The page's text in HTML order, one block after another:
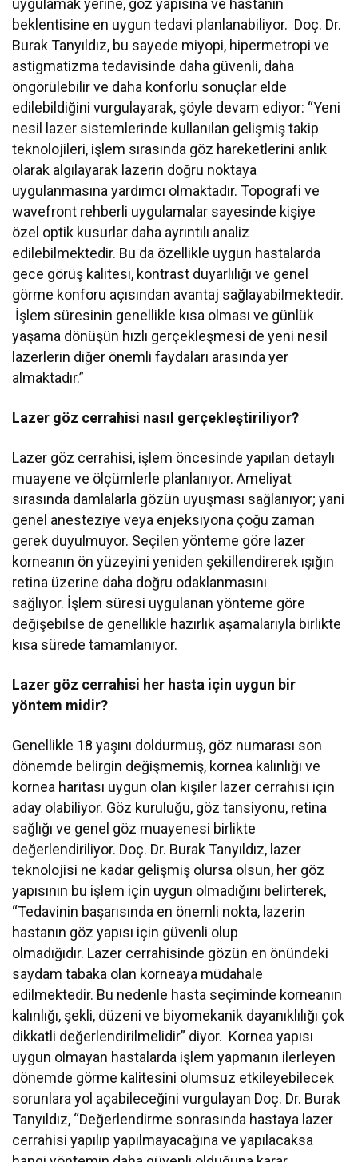
uygulamak yerine, göz yapısına ve hastanın
beklentisine en uygun tedavi planlanabiliyor. Doç. Dr.
Burak Tanyıldız, bu sayede miyopi, hipermetropi ve
astigmatizma tedavisinde daha güvenli, daha
öngörülebilir ve daha konforlu sonuçlar elde
edilebildiğini vurgulayarak, şöyle devam ediyor: “Yeni
nesil lazer sistemlerinde kullanılan gelişmiş takip
teknolojileri, işlem sırasında göz hareketlerini anlık
olarak algılayarak lazerin doğru noktaya
uygulanmasına yardımcı olmaktadır. Topografi ve
wavefront rehberli uygulamalar sayesinde kişiye
özel optik kusurlar daha ayrıntılı analiz
edilebilmektedir. Bu da özellikle uygun hastalarda
gece görüş kalitesi, kontrast duyarlılığı ve genel
görme konforu açısından avantaj sağlayabilmektedir.
İşlem süresinin genellikle kısa olması ve günlük
yaşama dönüşün hızlı gerçekleşmesi de yeni nesil
lazerlerin diğer önemli faydaları arasında yer
almaktadır.”
Lazer göz cerrahisi nasıl gerçekleştiriliyor?
Lazer göz cerrahisi, işlem öncesinde yapılan detaylı
muayene ve ölçümlerle planlanıyor. Ameliyat
sırasında damlalarla gözün uyuşması sağlanıyor; yani
genel anesteziye veya enjeksiyona çoğu zaman
gerek duyulmuyor. Seçilen yönteme göre lazer
korneanın ön yüzeyini yeniden şekillendirerek ışığın
retina üzerine daha doğru odaklanmasını
sağlıyor. İşlem süresi uygulanan yönteme göre
değişebilse de genellikle hazırlık aşamalarıyla birlikte
kısa sürede tamamlanıyor.
Lazer göz cerrahisi her hasta için uygun bir
yöntem midir?
Genellikle 18 yaşını doldurmuş, göz numarası son
dönemde belirgin değişmemiş, kornea kalınlığı ve
kornea haritası uygun olan kişiler lazer cerrahisi için
aday olabiliyor. Göz kuruluğu, göz tansiyonu, retina
sağlığı ve genel göz muayenesi birlikte
değerlendiriliyor. Doç. Dr. Burak Tanyıldız, lazer
teknolojisi ne kadar gelişmiş olursa olsun, her göz
yapısının bu işlem için uygun olmadığını belirterek,
“Tedavinin başarısında en önemli nokta, lazerin
hastanın göz yapısı için güvenli olup
olmadığıdır. Lazer cerrahisinde gözün en önündeki
saydam tabaka olan korneaya müdahale
edilmektedir. Bu nedenle hasta seçiminde korneanın
kalınlığı, şekli, düzeni ve biyomekanik dayanıklılığı çok
dikkatli değerlendirilmelidir” diyor. Kornea yapısı
uygun olmayan hastalarda işlem yapmanın ilerleyen
dönemde görme kalitesini olumsuz etkileyebilecek
sorunlara yol açabileceğini vurgulayan Doç. Dr. Burak
Tanyıldız, “Değerlendirme sonrasında hastaya lazer
cerrahisi yapılıp yapılmayacağına ve yapılacaksa